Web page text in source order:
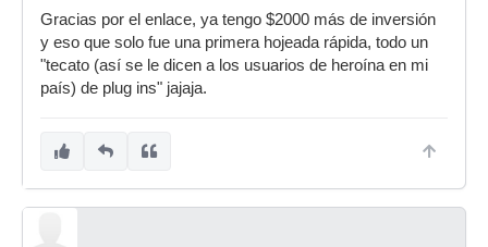
Gracias por el enlace, ya tengo $2000 más de inversión
y eso que solo fue una primera hojeada rápida, todo un
"tecato (así se le dicen a los usuarios de heroína en mi
país) de plug ins" jajaja.